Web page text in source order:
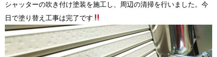
シャッターの吹き付け塗装を施工し、周辺の清掃を行いました。今
日で塗り替え工事は完了です